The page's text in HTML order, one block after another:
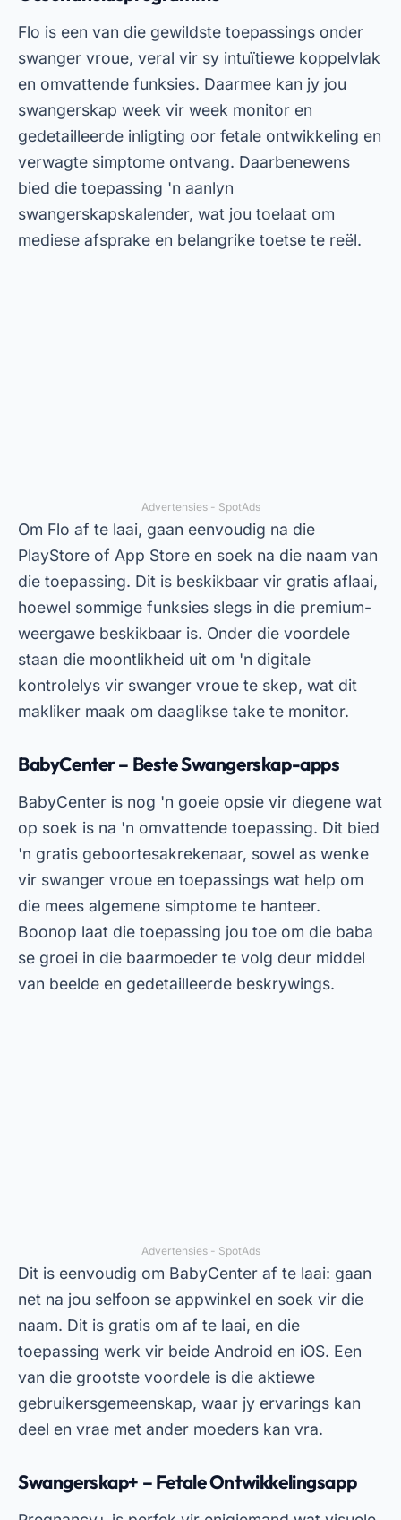
Flo is een van die gewildste toepassings onder
swanger vroue, veral vir sy intuïtiewe koppelvlak
en omvattende funksies. Daarmee kan jy jou
swangerskap week vir week monitor en
gedetailleerde inligting oor fetale ontwikkeling en
verwagte simptome ontvang. Daarbenewens
bied die toepassing 'n aanlyn
swangerskapskalender, wat jou toelaat om
mediese afsprake en belangrike toetse te reël.
BabyCenter – Beste Swangerskap-apps
BabyCenter is nog 'n goeie opsie vir diegene wat
op soek is na 'n omvattende toepassing. Dit bied
'n gratis geboortesakrekenaar, sowel as wenke
vir swanger vroue en toepassings wat help om
die mees algemene simptome te hanteer.
Boonop laat die toepassing jou toe om die baba
van beelde en gedetailleerde beskrywings.
Advertensies - SpotAds
Dit is eenvoudig om BabyCenter af te laai: gaan
net na jou selfoon se appwinkel en soek vir die
naam. Dit is gratis om af te laai, en die
toepassing werk vir beide Android en iOS. Een
van die grootste voordele is die aktiewe
gebruikersgemeenskap, waar jy ervarings kan
deel en vrae met ander moeders kan vra.
wat jou help om jou doktersafsprake te
organiseer.
Jy kan Pregnancy+ direk vanaf die PlayStore of
App Store aflaai. Alhoewel dit gratis is om af te
laai, is sommige gevorderde funksies slegs in die
betaalde weergawe beskikbaar. Onder die
voordele staan die moontlikheid om
en inentings te ontvang, uit.